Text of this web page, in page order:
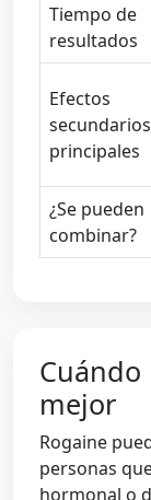
Tiempo de
resultados
Efectos
secundarios
principales
¿Se pueden
combinar?
Cuándo
mejor
Rogaine
personas
hormonal o